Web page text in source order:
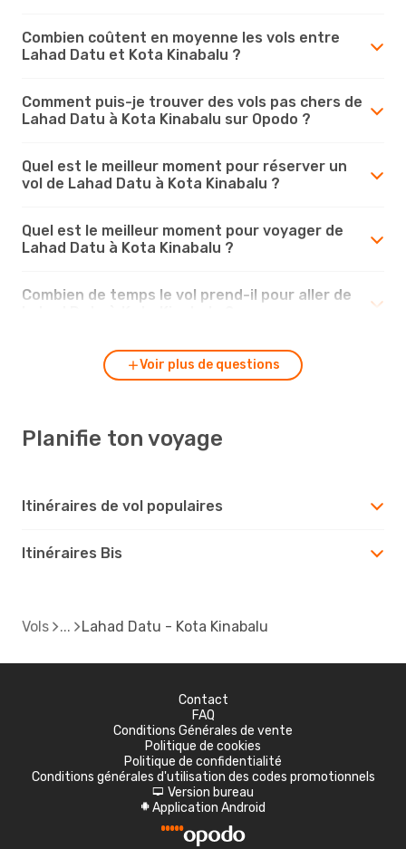
Combien coûtent en moyenne les vols entre
Lahad Datu et Kota Kinabalu ?
Comment puis-je trouver des vols pas chers de
Lahad Datu à Kota Kinabalu sur Opodo ?
Quel est le meilleur moment pour réserver un
vol de Lahad Datu à Kota Kinabalu ?
Quel est le meilleur moment pour voyager de
Lahad Datu à Kota Kinabalu ?
Combien de temps le vol prend-il pour aller de
Voir plus de questions
Planifie ton voyage
Itinéraires de vol populaires
Itinéraires Bis
Vols Lahad Datu - Kota Kinabalu
Contact
FAQ
Conditions Générales de vente
Politique de cookies
Politique de confidentialité
Conditions générales d'utilisation des codes promotionnels
d Version bureau
A Application Android